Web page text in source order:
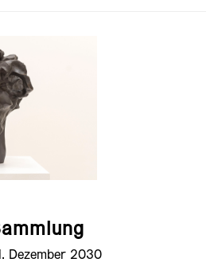
Dezember 2030